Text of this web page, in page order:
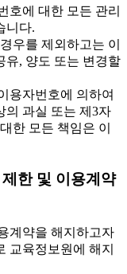
에 대한 모든 관리
니다.
우를 제외하고는 이
유, 양도 또는 변경할
용자번호에 의하여
의 과실 또는 제3자
한 모든 책임은 이
한 및 이용계약
계약을 해지하고자
교육정보원에 해지